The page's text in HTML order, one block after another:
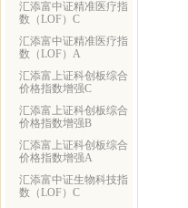
汇添富中证精准医疗指
数（LOF）C
汇添富中证精准医疗指
数（LOF）A
汇添富上证科创板综合
价格指数增强C
汇添富上证科创板综合
价格指数增强B
汇添富上证科创板综合
价格指数增强A
汇添富中证生物科技指
数（LOF）C